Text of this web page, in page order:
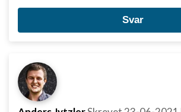
Svar